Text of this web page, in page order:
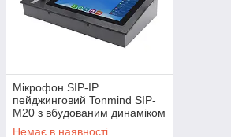
Мікрофон SIP-IP
пейджинговий Tonmind SIP-
M20 з вбудованим динаміком
(24-00503)
Немає в наявності